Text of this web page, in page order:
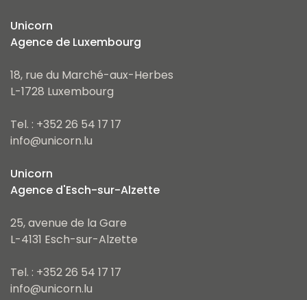
Unicorn
Agence de Luxembourg
18, rue du Marché-aux-Herbes
L-1728 Luxembourg
Tel. : +352 26 54 17 17
info@unicorn.lu
Unicorn
Agence d'Esch-sur-Alzette
25, avenue de la Gare
L-4131 Esch-sur-Alzette
Tel. : +352 26 54 17 17
info@unicorn.lu